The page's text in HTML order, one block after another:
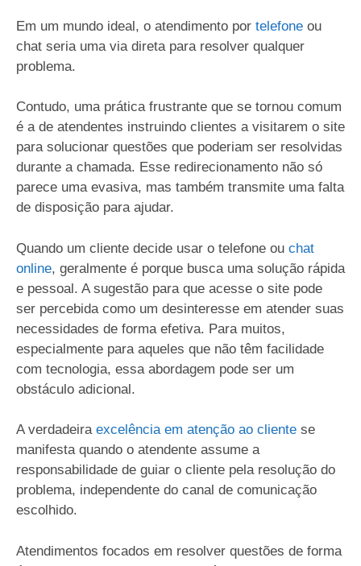
Em um mundo ideal, o atendimento por telefone ou
chat seria uma via direta para resolver qualquer
problema.
Contudo, uma prática frustrante que se tornou comum
é a de atendentes instruindo clientes a visitarem o site
para solucionar questões que poderiam ser resolvidas
durante a chamada. Esse redirecionamento não só
parece uma evasiva, mas também transmite uma falta
de disposição para ajudar.
Quando um cliente decide usar o telefone ou chat
online, geralmente é porque busca uma solução rápida
e pessoal. A sugestão para que acesse o site pode
ser percebida como um desinteresse em atender suas
necessidades de forma efetiva. Para muitos,
especialmente para aqueles que não têm facilidade
com tecnologia, essa abordagem pode ser um
obstáculo adicional.
A verdadeiraexcelência em atenção ao cliente se
manifesta quando o atendente assume a
responsabilidade de guiar o cliente pela resolução do
problema, independente do canal de comunicação
escolhido.
Atendimentos focados em resolver questões de forma